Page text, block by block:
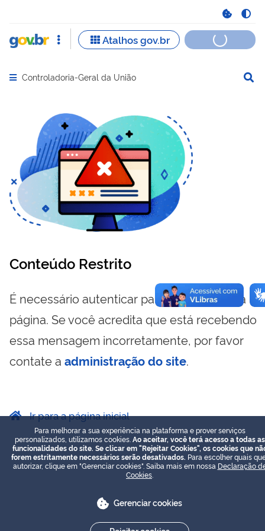
Abrir menu principal de navegação
Controladoria-Geral da União
Conteúdo Restrito
É necessário autenticar para visualizar essa
página. Se você acredita que está recebendo
essa mensagem incorretamente, por favor
contate a administração do site.
Ir para a página inicial
Para melhorar a sua experiência na plataforma e prover serviços
personalizados, utilizamos cookies. Ao aceitar, você terá acesso a todas as
funcionalidades do site. Se clicar em "Rejeitar Cookies", os cookies que
forem estritamente necessários serão desativados. Para escolher quais
autorizar, clique em "Gerenciar cookies". Saiba mais em nossa Declaração
Cookies
Gerenciar cookies